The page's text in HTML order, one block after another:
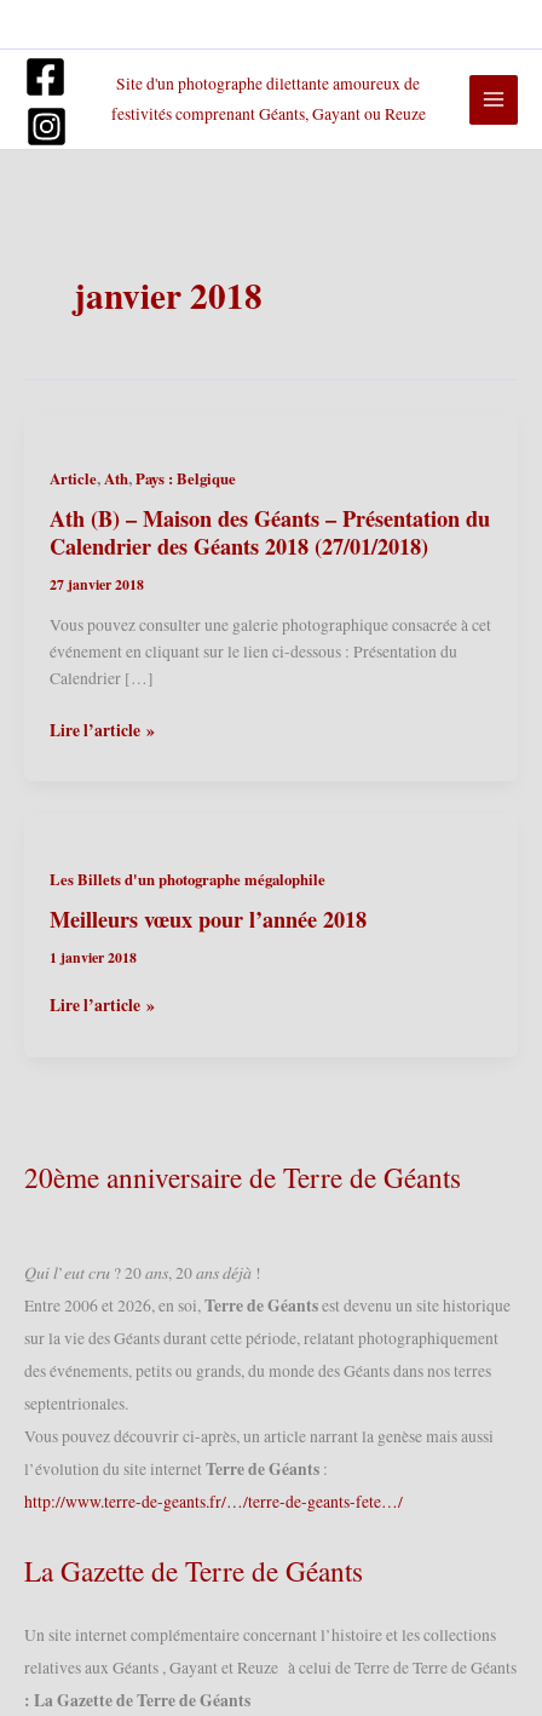
contenu
Site d'un photographe dilettante amoureux de
festivités comprenant Géants, Gayant ou Reuze
janvier 2018
Article,Ath,Pays : Belgique
Ath (B) – Maison des Géants – Présentation du
Calendrier des Géants 2018 (27/01/2018)
27 janvier 2018
Vous pouvez consulter une galerie photographique consacrée à cet
événement en cliquant sur le lien ci-dessous : Présentation du
Calendrier […]
Ath
–
Présentation
Calendrier
des
Lire l’article »
Les Billets d'un photographe mégalophile
Meilleurs vœux pour l’année 2018
1 janvier 2018
Meilleurs
Lire l’article »
20ème anniversaire de Terre de Géants
𝑄𝑢𝑖 𝑙’𝑒𝑢𝑡 𝑐𝑟𝑢 ? 20 𝑎𝑛𝑠, 20 𝑎𝑛𝑠 𝑑𝑒́𝑗𝑎̀ !
Entre 2006 et 2026, en soi,Terre de Géantsest devenu un site historique
sur la vie des Géants durant cette période, relatant photographiquement
des événements, petits ou grands, du monde des Géants dans nos terres
septentrionales.
Vous pouvez découvrir ci-après, un article narrant la genèse mais aussi
l’évolution du site internet Terre de Géants :
http://www.terre-de-geants.fr/…/terre-de-geants-fete…/
La Gazette de Terre de Géants
Un site internet complémentaire concernant l’histoire et les collections
relatives aux Géants , Gayant et Reuze à celui de Terre de Terre de Géants
: La Gazette de Terre de Géants